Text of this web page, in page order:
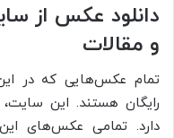
و مقالات
تمام عکس‌هایی که در
رایگان هستند. این
دارد. تمامی عکس‌های